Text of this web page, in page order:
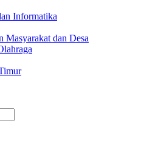
Informatika
Masyarakat dan Desa